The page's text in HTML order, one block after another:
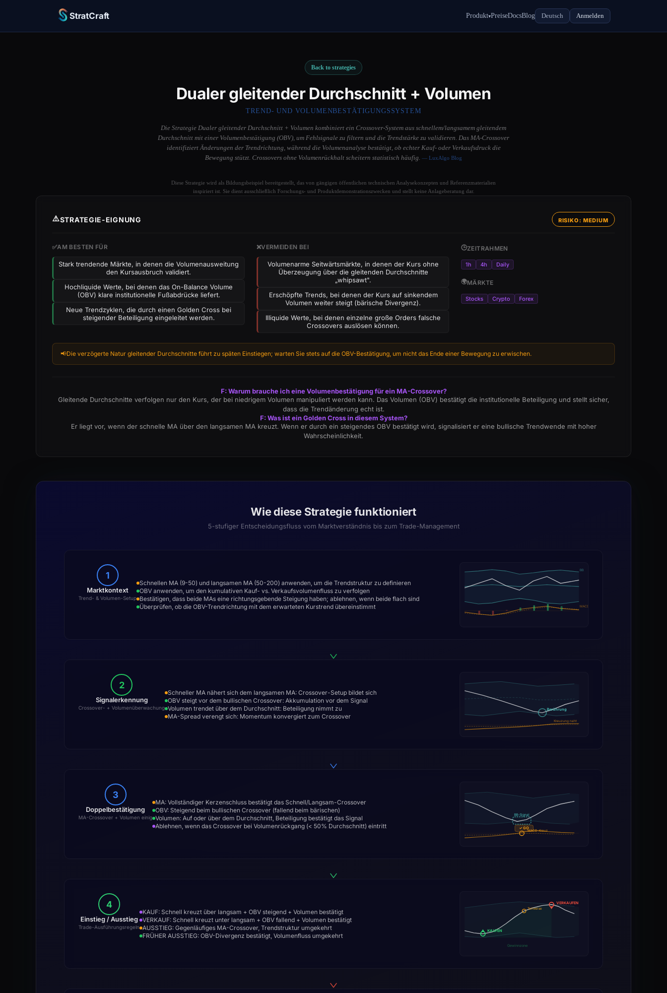
StratCraft Produkt▾PreiseDocsBlog Deutsch Anmelden
Back to strategies
Dualer gleitender Durchschnitt + Volumen
TREND- UND VOLUMENBESTÄTIGUNGSSYSTEM
Die Strategie Dualer gleitender Durchschnitt + Volumen kombiniert ein Crossover-System aus schnellem/langsamem gleitendem
Durchschnitt mit einer Volumenbestätigung (OBV), um Fehlsignale zu filtern und die Trendstärke zu validieren. Das MA-Crossover
identifiziert Änderungen der Trendrichtung, während die Volumenanalyse bestätigt, ob echter Kauf- oder Verkaufsdruck die
Bewegung stützt. Crossovers ohne Volumenrückhalt scheitern statistisch häufig. — LuxAlgo Blog
Diese Strategie wird als Bildungsbeispiel bereitgestellt, das von gängigen öffentlichen technischen Analysekonzepten und Referenzmaterialien
inspiriert ist. Sie dient ausschließlich Forschungs- und Produktdemonstrationszwecken und stellt keine Anlageberatung dar.
⚠️STRATEGIE-EIGNUNG RISIKO: MEDIUM
✅AM BESTEN FÜR
Stark trendende Märkte, in denen die Volumenausweitung
den Kursausbruch validiert.
Hochliquide Werte, bei denen das On-Balance Volume
(OBV) klare institutionelle Fußabdrücke liefert.
Neue Trendzyklen, die durch einen Golden Cross bei
steigender Beteiligung eingeleitet werden.
❌VERMEIDEN BEI
Volumenarme Seitwärtsmärkte, in denen der Kurs ohne
Überzeugung über die gleitenden Durchschnitte
„whipsawt".
Erschöpfte Trends, bei denen der Kurs auf sinkendem
Volumen weiter steigt (bärische Divergenz).
Illiquide Werte, bei denen einzelne große Orders falsche
Crossovers auslösen können.
🕒ZEITRAHMEN
1h 4h Daily
🌍MÄRKTE
Stocks Crypto Forex
📢Die verzögerte Natur gleitender Durchschnitte führt zu späten Einstiegen; warten Sie stets auf die OBV-Bestätigung, um nicht das Ende einer Bewegung zu erwischen.
F: Warum brauche ich eine Volumenbestätigung für ein MA-Crossover?
Gleitende Durchschnitte verfolgen nur den Kurs, der bei niedrigem Volumen manipuliert werden kann. Das Volumen (OBV) bestätigt die institutionelle Beteiligung und stellt sicher,
dass die Trendänderung echt ist.
F: Was ist ein Golden Cross in diesem System?
Er liegt vor, wenn der schnelle MA über den langsamen MA kreuzt. Wenn er durch ein steigendes OBV bestätigt wird, signalisiert er eine bullische Trendwende mit hoher
Wahrscheinlichkeit.
Wie diese Strategie funktioniert
5-stufiger Entscheidungsfluss vom Marktverständnis bis zum Trade-Management
1
Marktkontext
Trend- & Volumen-Setup
Schnellen MA (9-50) und langsamen MA (50-200) anwenden, um die Trendstruktur zu definieren
OBV anwenden, um den kumulativen Kauf- vs. Verkaufsvolumenfluss zu verfolgen
Bestätigen, dass beide MAs eine richtungsgebende Steigung haben; ablehnen, wenn beide flach sind
Überprüfen, ob die OBV-Trendrichtung mit dem erwarteten Kurstrend übereinstimmt
BB
MACD
2
Signalerkennung
Crossover- + Volumenüberwachung
Schneller MA nähert sich dem langsamen MA: Crossover-Setup bildet sich
OBV steigt vor dem bullischen Crossover: Akkumulation vor dem Signal
Volumen trendet über dem Durchschnitt: Beteiligung nimmt zu
MA-Spread verengt sich: Momentum konvergiert zum Crossover
Berührung
Kreuzung naht
3
Doppelbestätigung
MA-Crossover + Volumen einig
MA: Vollständiger Kerzenschluss bestätigt das Schnell/Langsam-Crossover
OBV: Steigend beim bullischen Crossover (fallend beim bärischen)
Volumen: Auf oder über dem Durchschnitt, Beteiligung bestätigt das Signal
Ablehnen, wenn das Crossover bei Volumenrückgang (< 50% Durchschnitt) eintritt
BB-Signal
MACD-Kreuz
✓ GO
4
Einstieg / Ausstieg
Trade-Ausführungsregeln
KAUF: Schnell kreuzt über langsam + OBV steigend + Volumen bestätigt
VERKAUF: Schnell kreuzt unter langsam + OBV fallend + Volumen bestätigt
AUSSTIEG: Gegenläufiges MA-Crossover, Trendstruktur umgekehrt
FRÜHER AUSSTIEG: OBV-Divergenz bestätigt, Volumenfluss umgekehrt
KAUFEN
Teilweise
VERKAUFEN
Gewinnzone